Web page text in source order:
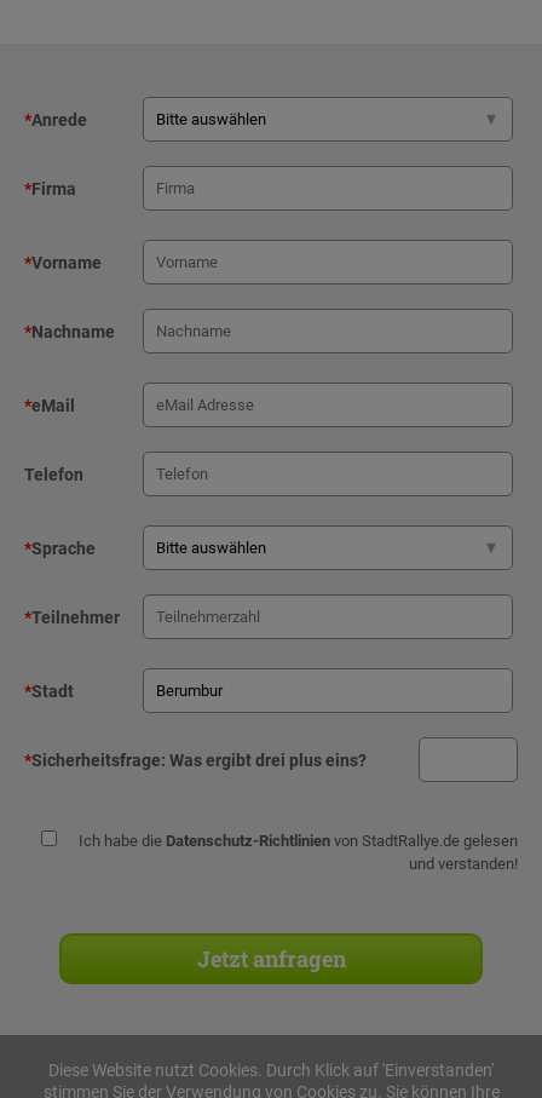
*Anrede
*Firma
*Vorname
*Nachname
*eMail
Telefon
*Sprache
*Teilnehmer
*Stadt
*Sicherheitsfrage: Was ergibt drei plus eins?
Ich habe die Datenschutz-Richtlinien von StadtRallye.de gelesen
und verstanden!
Diese Website nutzt Cookies. Durch Klick auf 'Einverstanden'
stimmen Sie der Verwendung von Cookies zu. Sie können Ihre